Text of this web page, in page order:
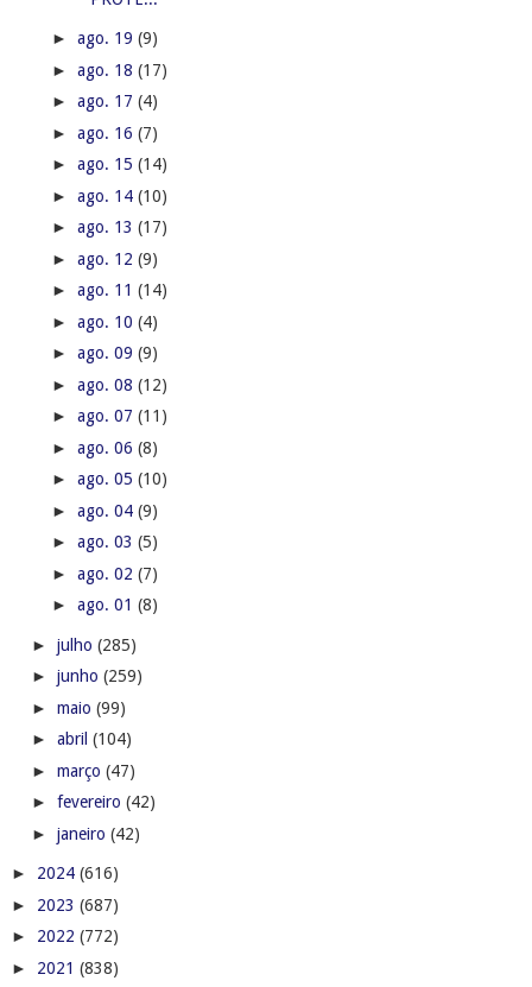
► ago. 19 (9)
► ago. 18 (17)
► ago. 17 (4)
► ago. 16 (7)
► ago. 15 (14)
► ago. 14 (10)
► ago. 13 (17)
► ago. 12 (9)
► ago. 11 (14)
► ago. 10 (4)
► ago. 09 (9)
► ago. 08 (12)
► ago. 07 (11)
► ago. 06 (8)
► ago. 05 (10)
► ago. 04 (9)
► ago. 03 (5)
► ago. 02 (7)
► ago. 01 (8)
► julho (285)
► junho (259)
► maio (99)
► abril (104)
► março (47)
► fevereiro (42)
► janeiro (42)
► 2024 (616)
► 2023 (687)
► 2022 (772)
► 2021 (838)